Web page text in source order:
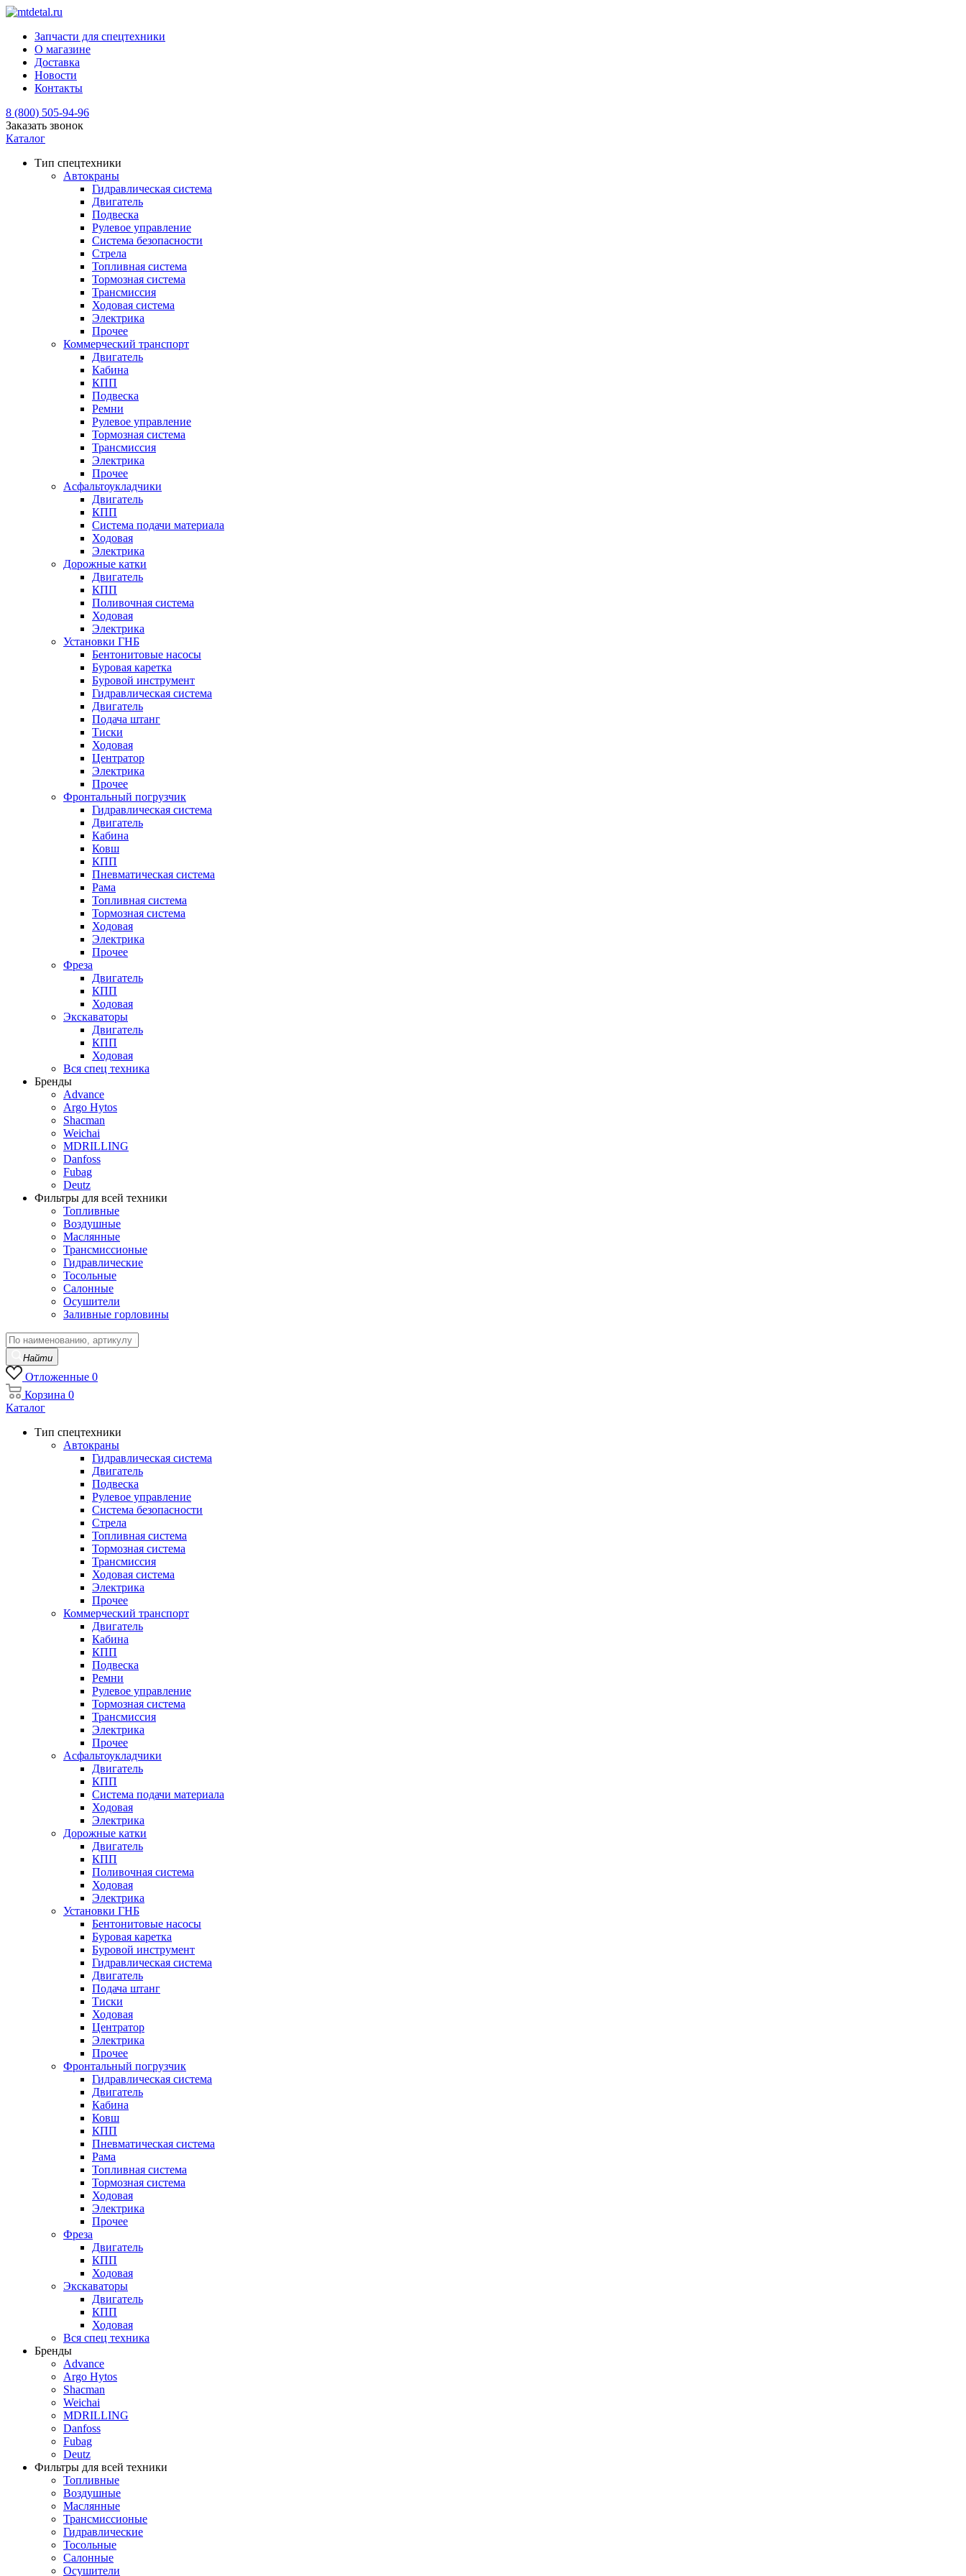
Запчасти для спецтехники
О магазине
Доставка
Новости
Контакты
8 (800) 505-94-96
Заказать звонок
Каталог
Тип спецтехники
Автокраны
Гидравлическая система
Двигатель
Подвеска
Рулевое управление
Система безопасности
Стрела
Топливная система
Тормозная система
Трансмиссия
Ходовая система
Электрика
Прочее
Коммерческий транспорт
Двигатель
Кабина
КПП
Подвеска
Ремни
Рулевое управление
Тормозная система
Трансмиссия
Электрика
Прочее
Асфальтоукладчики
Двигатель
КПП
Система подачи материала
Ходовая
Электрика
Дорожные катки
Двигатель
КПП
Поливочная система
Ходовая
Электрика
Установки ГНБ
Бентонитовые насосы
Буровая каретка
Буровой инструмент
Гидравлическая система
Двигатель
Подача штанг
Тиски
Ходовая
Центратор
Электрика
Прочее
Фронтальный погрузчик
Гидравлическая система
Двигатель
Кабина
Ковш
КПП
Пневматическая система
Рама
Топливная система
Тормозная система
Ходовая
Электрика
Прочее
Фреза
Двигатель
КПП
Ходовая
Экскаваторы
Двигатель
КПП
Ходовая
Вся спец техника
Бренды
Advance
Argo Hytos
Shacman
Weichai
MDRILLING
Danfoss
Fubag
Deutz
Фильтры для всей техники
Топливные
Воздушные
Маслянные
Трансмиссионые
Гидравлические
Тосольные
Салонные
Осушители
Заливные горловины
Найти
Отложенные 0
Корзина 0
Каталог
Тип спецтехники
Автокраны
Гидравлическая система
Двигатель
Подвеска
Рулевое управление
Система безопасности
Стрела
Топливная система
Тормозная система
Трансмиссия
Ходовая система
Электрика
Прочее
Коммерческий транспорт
Двигатель
Кабина
КПП
Подвеска
Ремни
Рулевое управление
Тормозная система
Трансмиссия
Электрика
Прочее
Асфальтоукладчики
Двигатель
КПП
Система подачи материала
Ходовая
Электрика
Дорожные катки
Двигатель
КПП
Поливочная система
Ходовая
Электрика
Установки ГНБ
Бентонитовые насосы
Буровая каретка
Буровой инструмент
Гидравлическая система
Двигатель
Подача штанг
Тиски
Ходовая
Центратор
Электрика
Прочее
Фронтальный погрузчик
Гидравлическая система
Двигатель
Кабина
Ковш
КПП
Пневматическая система
Рама
Топливная система
Тормозная система
Ходовая
Электрика
Прочее
Фреза
Двигатель
КПП
Ходовая
Экскаваторы
Двигатель
КПП
Ходовая
Вся спец техника
Бренды
Advance
Argo Hytos
Shacman
Weichai
MDRILLING
Danfoss
Fubag
Deutz
Фильтры для всей техники
Топливные
Воздушные
Маслянные
Трансмиссионые
Гидравлические
Тосольные
Салонные
Осушители